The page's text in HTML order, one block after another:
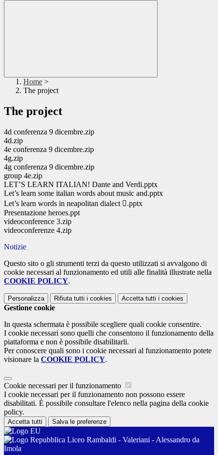
Home >
The project
The project
4d conferenza 9 dicembre.zip
4d.zip
4e conferenza 9 dicembre.zip
4g.zip
4g conferenza 9 dicembre.zip
group 4e.zip
LET’S LEARN ITALIAN! Dante and Verdi.pptx
Let’s learn some italian words about music and.pptx
Let’s learn words in neapolitan dialect .pptx
Presentazione heroes.ppt
videoconference 3.zip
videoconferenze 4.zip
Notizie
Questo sito o gli strumenti terzi da questo utilizzati si avvalgono di
cookie necessari al funzionamento ed utili alle finalità illustrate nella
COOKIE POLICY.
Personalizza Rifiuta tutti i cookies Accetta tutti i cookies
Gestione cookie
In questa schermata è possibile scegliere quali cookie consentire.
I cookie necessari sono quelli che consentono il funzionamento della
piattaforma e non è possibile disabilitarli.
Per conoscere quali sono i cookie necessari al funzionamento potete
visionare la COOKIE POLICY.
Cookie necessari per il funzionamento
I cookie necessari per il funzionamento non possono essere
disabilitati. È possibile consultare l'elenco nella pagina della cookie
policy.
Accetta tutti Salva le preferenze
Liceo Rambaldi - Valeriani - Alessandro da
Imola